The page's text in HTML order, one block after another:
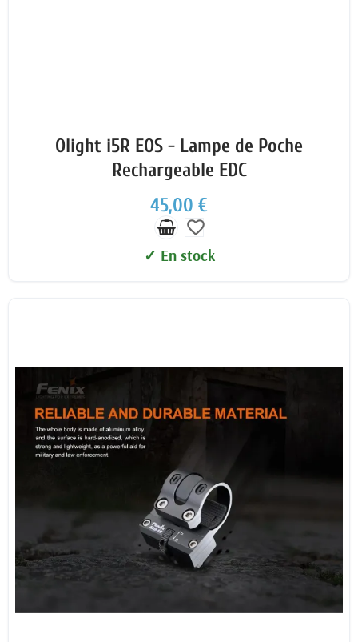
Olight i5R EOS - Lampe de Poche
Rechargeable EDC
45,00 €
favorite_border
✓ En stock